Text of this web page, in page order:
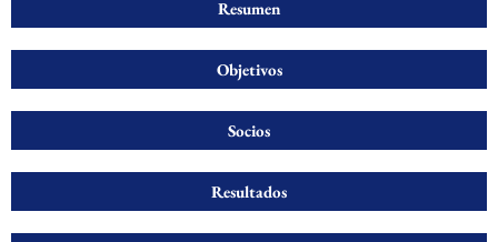
Resumen
Objetivos
Socios
Resultados